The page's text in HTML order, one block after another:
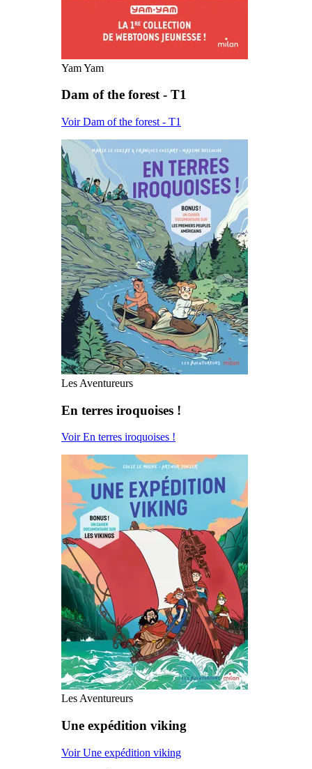
Yam Yam
Dam of the forest - T1
Voir Dam of the forest - T1
Les Aventureurs
En terres iroquoises !
Voir En terres iroquoises !
Les Aventureurs
Une expédition viking
Voir Une expédition viking